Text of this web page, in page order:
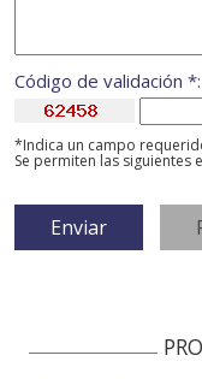
Código de validación *:
*Indica un campo
Se permiten las siguientes